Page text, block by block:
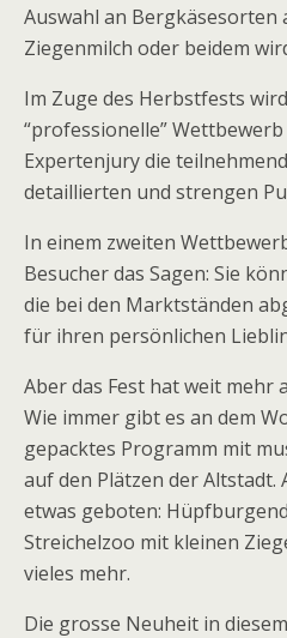
Auswahl an Bergkäsesorten
Ziegenmilch oder beidem
Im Zuge des Herbstfests
“professionelle”
Expertenjury die
detaillierten und strengen
In einem zweiten
Besucher das Sagen: Sie
die bei den Marktständen
für ihren persönlichen
Aber das Fest hat weit mehr
Wie immer gibt es an dem
gepacktes Programm mit
auf den Plätzen der Altstadt.
etwas geboten:
Streichelzoo mit kleinen
vieles mehr.
Die grosse Neuheit in